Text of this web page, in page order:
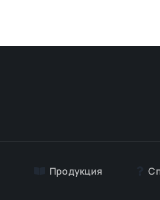
Продукция